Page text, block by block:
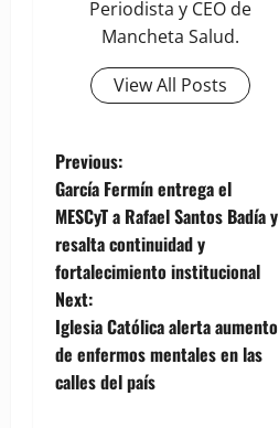
Periodista y CEO de
Mancheta Salud.
View All Posts
P
o
s
t
n
a
Previous:
García Fermín entrega el
MESCyT a Rafael Santos Badía y
resalta continuidad y
fortalecimiento institucional
Next:
Iglesia Católica alerta aumento
de enfermos mentales en las
calles del país